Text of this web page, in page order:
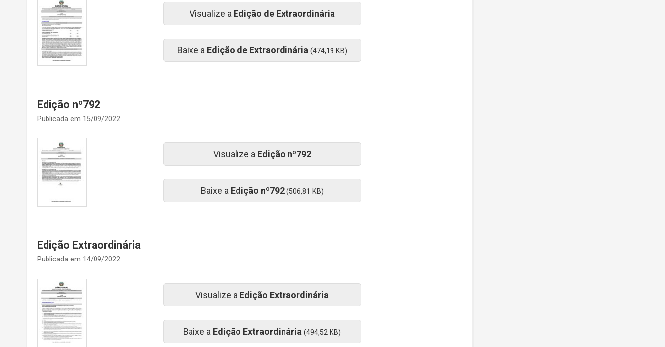
Visualize a Edição de Extraordinária
Baixe a Edição de Extraordinária (474,19 KB)
Edição nº792
Publicada em 15/09/2022
Visualize a Edição nº792
Baixe a Edição nº792 (506,81 KB)
Edição Extraordinária
Publicada em 14/09/2022
Visualize a Edição Extraordinária
Baixe a Edição Extraordinária (494,52 KB)